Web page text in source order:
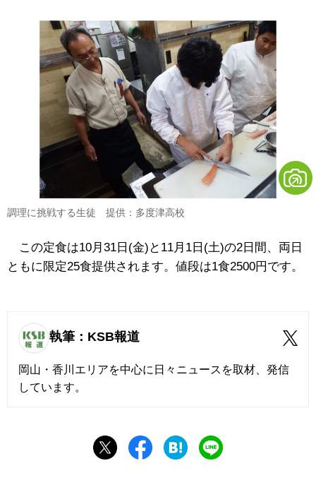
調理に挑戦する生徒 提供：多度津高校
この定食は10月31日(金)と11月1日(土)の2日間、両日
ともに限定25食提供されます。値段は1食2500円です。
執筆：KSB報道
岡山・香川エリアを中心に日々ニュースを取材、発信
しています。